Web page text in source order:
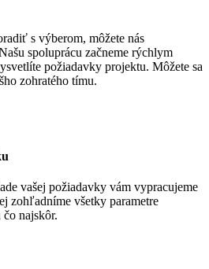
s výberom, môžete nás
spoluprácu začneme rýchlym
požiadavky projektu. Môžete sa
zohratého tímu.
vašej požiadavky vám vypracujeme
zohľadníme všetky parametre
najskôr.